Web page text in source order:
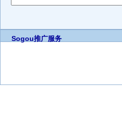
Sogou推广服务